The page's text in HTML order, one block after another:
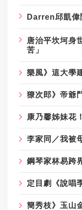
Darren邱凱偉
唐治平坎坷身
苦」
樂風》這大學
獠次郎》帝爺
李家同／我被